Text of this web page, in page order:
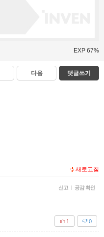
EXP 67%
다음 댓글쓰기
새로고침
신고 공감 확인
0
1